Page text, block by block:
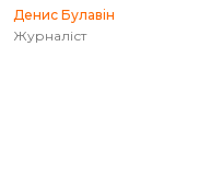
Денис Булавін
Журналіст